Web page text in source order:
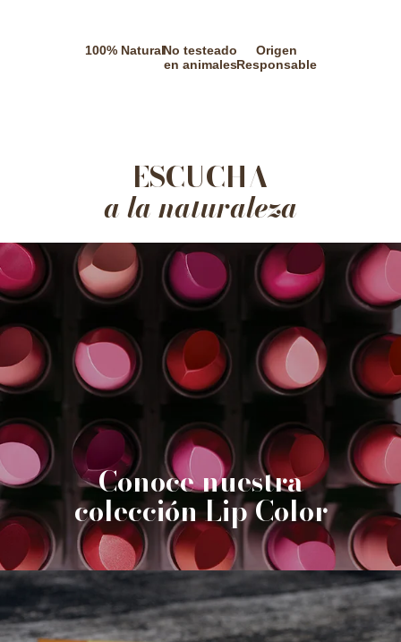
100% NaturalNo testeado
en animales
Origen
Responsable
ESCUCHA
a la naturaleza
Conoce nuestra
colección Lip Color